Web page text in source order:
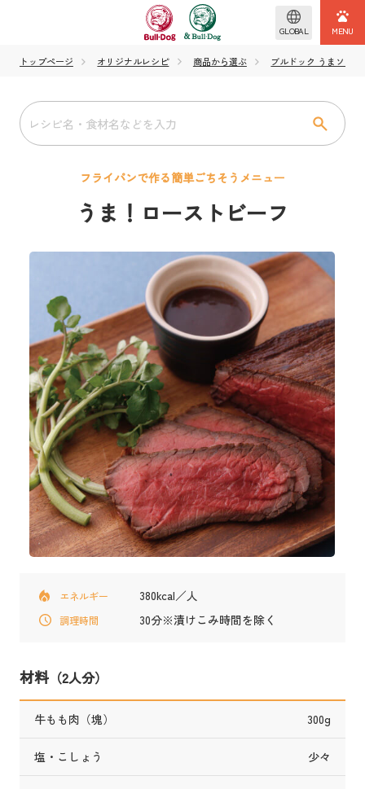
GLOBAL
トップページ オリジナルレシピ 商品から選ぶ ブルドック うまソース
フライパンで作る簡単ごちそうメニュー
うま！ローストビーフ
エネルギー 380kcal／人
調理時間 30分※漬けこみ時間を除く
材料（2人分）
牛もも肉（塊） 300g
塩・こしょう 少々